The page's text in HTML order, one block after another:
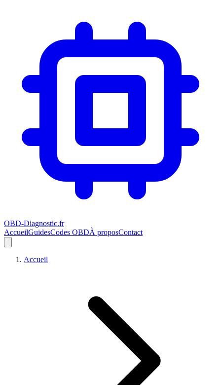
OBD-Diagnostic.fr
AccueilGuidesCodes OBDÀ proposContact
Accueil